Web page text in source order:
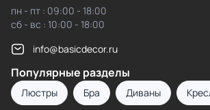
пн - пт : 09:00 - 18:00
сб - вс : 10:00 - 18:00
info@basicdecor.ru
Популярные разделы
Люстры Бра Диваны